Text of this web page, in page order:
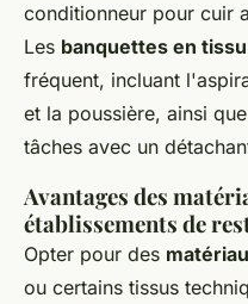
conditionneur pour cuir
Les banquettes en tissu
fréquent, incluant
et la poussière, ainsi
tâches avec un
Avantages des
établissements de
Opter pour des
ou certains tissus